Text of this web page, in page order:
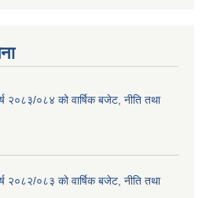
२०८३/०८४ को वार्षिक बजेट, नीति तथा
२०८२/०८३ को वार्षिक बजेट, नीति तथा